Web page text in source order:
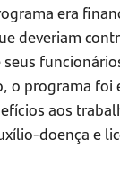
era
deveriam
o programa foi
aos
doença e